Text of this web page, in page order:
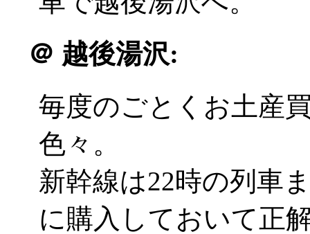
＠ 越後湯沢:
毎度のごとくお土産
色々。
新幹線は22時の列車
に購入しておいて正